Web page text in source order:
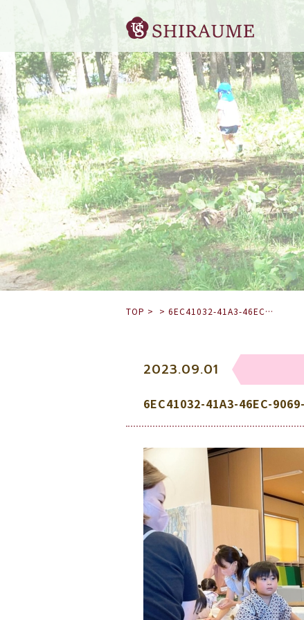
TOP > > 6EC41032-41A3-46EC…
2023.09.01
6EC41032-41A3-46EC-